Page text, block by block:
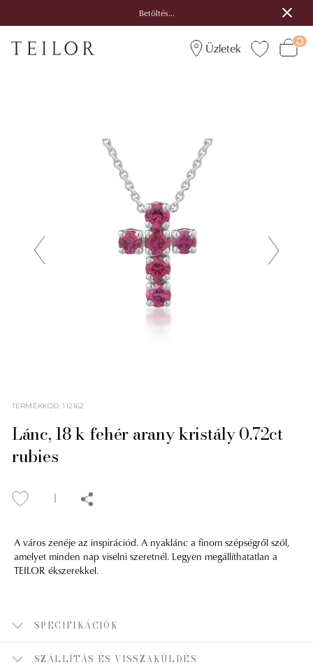
Betöltés...
Üzletek
TERMÉKKÓD:112162
Lánc, 18 k fehér arany kristály 0.72ct
rubies
A város zenéje az inspirációd. A nyaklánc a finom szépségről szól,
amelyet minden nap viselni szeretnél. Legyen megállíthatatlan a
TEILOR ékszerekkel.
SPECIFIKÁCIÓK
SZÁLLÍTÁS ÉS VISSZAKÜLDÉS